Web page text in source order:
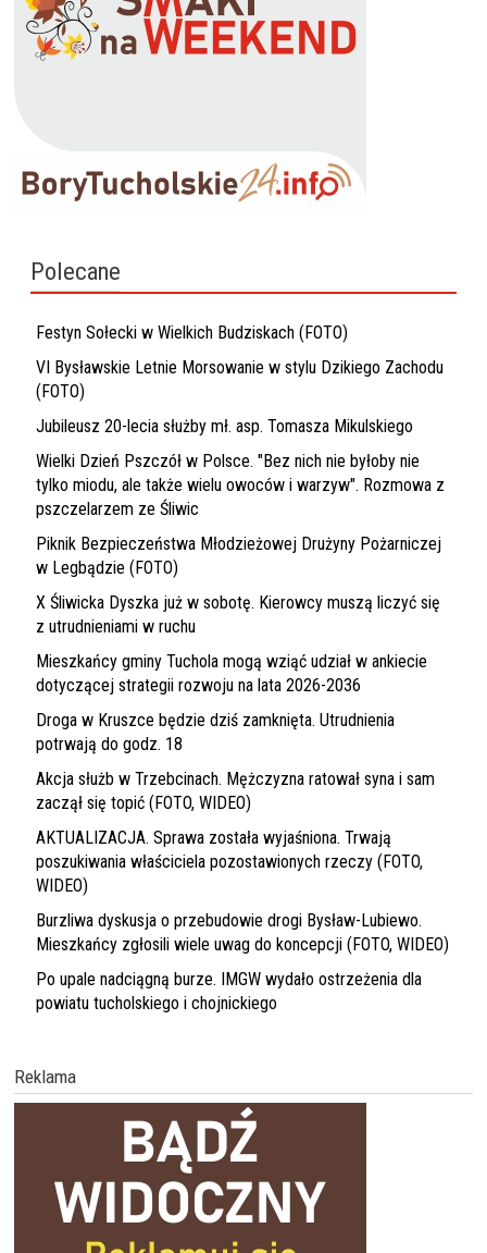
Polecane
Festyn Sołecki w Wielkich Budziskach (FOTO)
VI Bysławskie Letnie Morsowanie w stylu Dzikiego Zachodu
(FOTO)
Jubileusz 20-lecia służby mł. asp. Tomasza Mikulskiego
Wielki Dzień Pszczół w Polsce. "Bez nich nie byłoby nie
tylko miodu, ale także wielu owoców i warzyw". Rozmowa z
pszczelarzem ze Śliwic
Piknik Bezpieczeństwa Młodzieżowej Drużyny Pożarniczej
w Legbądzie (FOTO)
X Śliwicka Dyszka już w sobotę. Kierowcy muszą liczyć się
z utrudnieniami w ruchu
Mieszkańcy gminy Tuchola mogą wziąć udział w ankiecie
dotyczącej strategii rozwoju na lata 2026-2036
Droga w Kruszce będzie dziś zamknięta. Utrudnienia
potrwają do godz. 18
Akcja służb w Trzebcinach. Mężczyzna ratował syna i sam
zaczął się topić (FOTO, WIDEO)
AKTUALIZACJA. Sprawa została wyjaśniona. Trwają
poszukiwania właściciela pozostawionych rzeczy (FOTO,
WIDEO)
Burzliwa dyskusja o przebudowie drogi Bysław-Lubiewo.
Mieszkańcy zgłosili wiele uwag do koncepcji (FOTO, WIDEO)
Po upale nadciągną burze. IMGW wydało ostrzeżenia dla
powiatu tucholskiego i chojnickiego
Reklama